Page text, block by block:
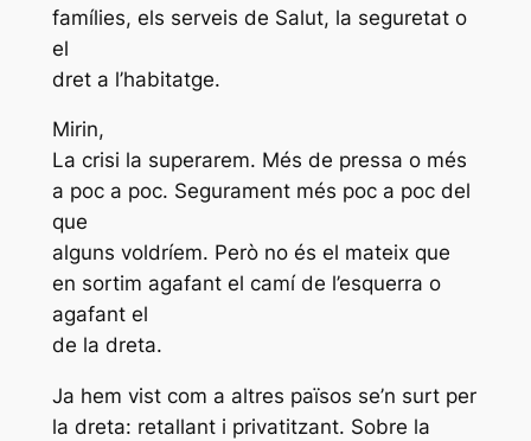
famílies, els serveis de Salut, la seguretat o
el
dret a l’habitatge.
Mirin,
La crisi la superarem. Més de pressa o més
a poc a poc. Segurament més poc a poc del
que
alguns voldríem. Però no és el mateix que
en sortim agafant el camí de l’esquerra o
agafant el
de la dreta.
Ja hem vist com a altres països se’n surt per
la dreta: retallant i privatitzant. Sobre la